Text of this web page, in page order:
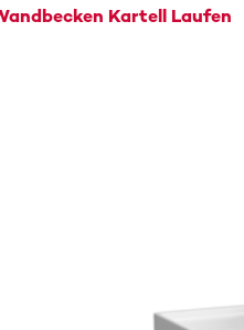
Kartell Laufen